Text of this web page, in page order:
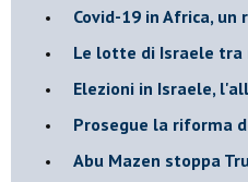
Covid-19 in Africa,
Le lotte di Israele tra
Elezioni in Israele,
Prosegue la riforma
Abu Mazen stoppa